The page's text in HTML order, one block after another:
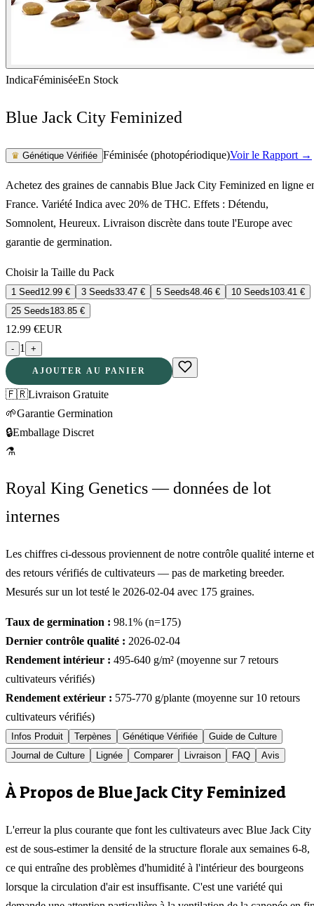
IndicaFéminiséeEn Stock
Blue Jack City Feminized
♛ Génétique Vérifiée Féminisée (photopériodique)Voir le Rapport →
Achetez des graines de cannabis Blue Jack City Feminized en ligne
France. Variété Indica avec 20% de THC. Effets : Détendu,
Somnolent, Heureux. Livraison discrète dans toute l'Europe avec
garantie de germination.
Choisir la Taille du Pack
1 Seed12.99 € 3 Seeds33.47 € 5 Seeds48.46 € 10 Seeds103.41 €
25 Seeds183.85 €
12.99 €EUR
- 1 +
AJOUTER AU PANIER
🇫🇷Livraison Gratuite
🌱Garantie Germination
🔒Emballage Discret
⚗
Royal King Genetics — données de lot
internes
Les chiffres ci-dessous proviennent de notre contrôle qualité interne et
des retours vérifiés de cultivateurs — pas de marketing breeder.
Mesurés sur un lot testé le 2026-02-04 avec 175 graines.
Taux de germination : 98.1% (n=175)
Dernier contrôle qualité : 2026-02-04
Rendement intérieur : 495-640 g/m² (moyenne sur 7 retours
cultivateurs vérifiés)
Rendement extérieur : 575-770 g/plante (moyenne sur 10 retours
cultivateurs vérifiés)
Infos Produit Terpènes Génétique Vérifiée
Guide de Culture
Journal de Culture
Lignée Comparer Livraison FAQ Avis
À Propos de Blue Jack City Feminized
L'erreur la plus courante que font les cultivateurs avec Blue Jack City
est de sous-estimer la densité de la structure florale aux semaines 6-8,
ce qui entraîne des problèmes d'humidité à l'intérieur des bourgeons
lorsque la circulation d'air est insuffisante. C'est une variété qui